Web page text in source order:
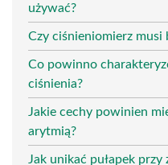
używać?
Czy ciśnieniomierz musi
Co powinno
ciśnienia?
Jakie cechy powinien
arytmią?
Jak unikać pułapek